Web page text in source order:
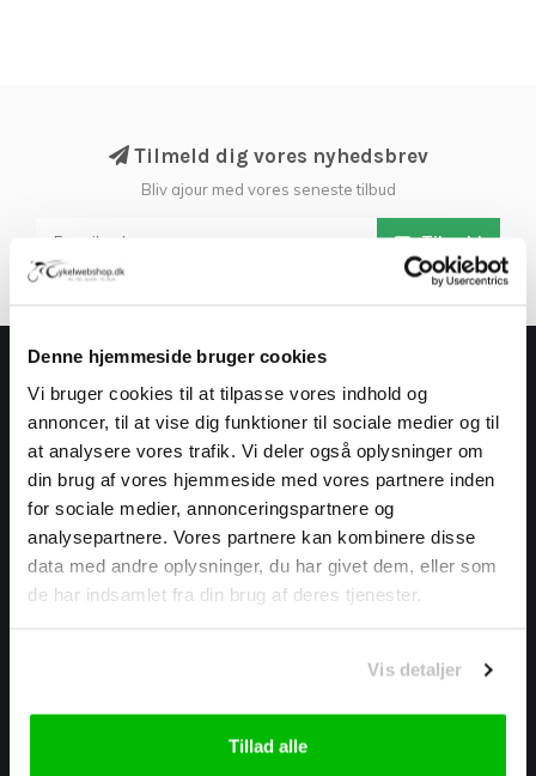
Denne hjemmeside bruger cookies
Vi bruger cookies til at tilpasse vores indhold og
annoncer, til at vise dig funktioner til sociale medier og til
at analysere vores trafik. Vi deler også oplysninger om
din brug af vores hjemmeside med vores partnere inden
for sociale medier, annonceringspartnere og
analysepartnere. Vores partnere kan kombinere disse
data med andre oplysninger, du har givet dem, eller som
de har indsamlet fra din brug af deres tjenester.
Vis detaljer
Tillad alle
Tilmeld dig vores nyhedsbrev
Bliv ajour med vores seneste tilbud
Tilmeld
Cykelwebshop.dk er din online cykelforretning. Vi har et stort
udvalg af alt indenfor cykler, tilbehør, udstyr og reservedele.
Alle produkter er af god kvalitet til skarpe priser.
info@cykelwebshop.dk